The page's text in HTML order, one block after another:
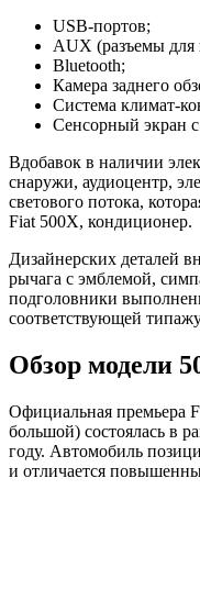
USB-портов;
AUX (разъемы для
Bluetooth;
Камера заднего
Система климат-
Сенсорный экран
Вдобавок в наличии
снаружи, аудиоцентр,
светового потока,
Fiat 500X, кондиционер.
Дизайнерских деталей
рычага с эмблемой,
подголовники
соответствующей
Обзор модели
Официальная премьера
большой) состоялась в
году. Автомобиль
и отличается